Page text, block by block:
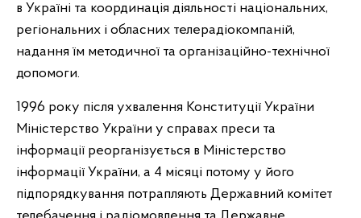
в Україні та координація діяльності національних,
регіональних і обласних телерадіокомпаній,
надання їм методичної та організаційно-технічної
допомоги.
1996 року після ухвалення Конституції України
Міністерство України у справах преси та
інформації реорганізується в Міністерство
інформації України, а 4 місяці потому у його
підпорядкування потрапляють Державний комітет